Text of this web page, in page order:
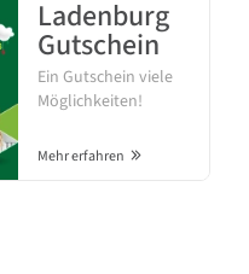
Ladenburg
Gutschein
Ein Gutschein viele
Möglichkeiten!
Mehr erfahren